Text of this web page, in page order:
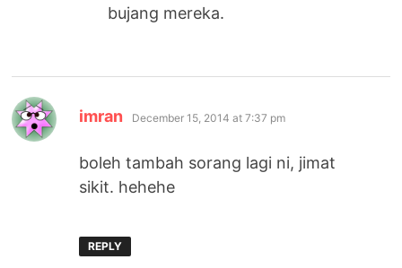
bujang mereka.
imran says:
December 15, 2014 at 7:37 pm
boleh tambah sorang lagi ni, jimat
sikit. hehehe
REPLY